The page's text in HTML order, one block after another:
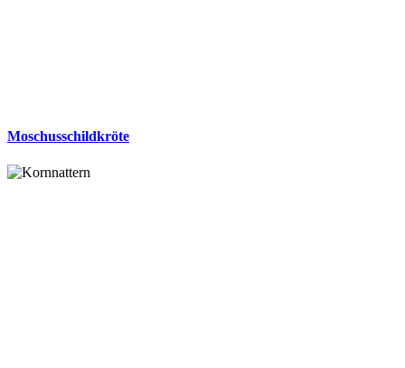
Moschusschildkröte